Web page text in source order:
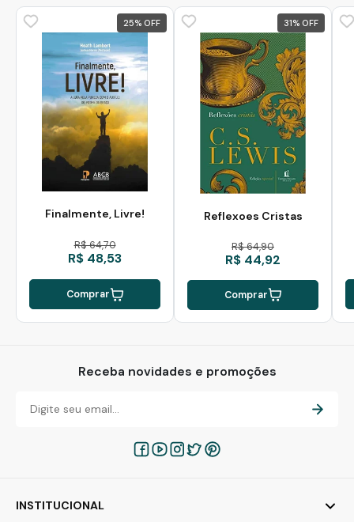
25%
Finalmente, Livre!
R$ 64,70
R$ 48,53
Comprar
31%
Reflexoes Cristas
R$ 64,90
R$ 44,92
Comprar
Receba novidades e promoções
INSTITUCIONAL